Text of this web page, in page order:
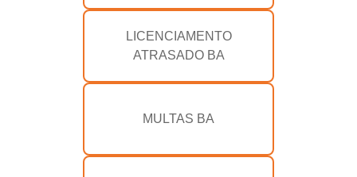
LICENCIAMENTO
ATRASADO BA
MULTAS BA